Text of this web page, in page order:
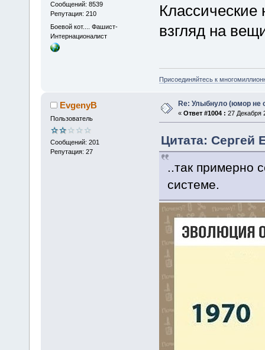
Сообщений: 8539
Репутация: 210
Боевой кот.... Фашист-
Интернационалист
Классические
взгляд на
Присоединяйтесь к
EvgenyB
Пользователь
Сообщений: 201
Репутация: 27
Re: Улыбнуло (юмор не
« Ответ #1004 : 27 Декабря
Цитата: Сергей
..так примерно
системе.